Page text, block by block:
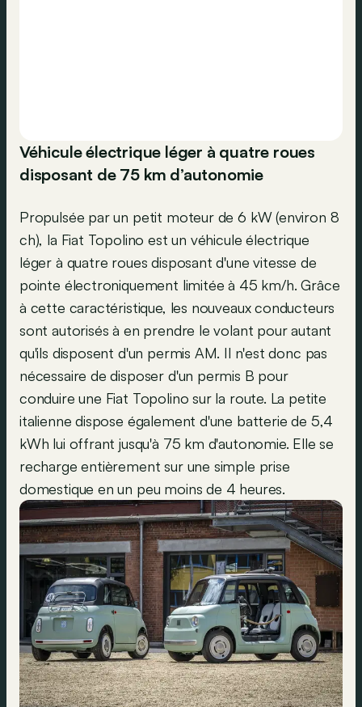
Véhicule électrique léger à quatre roues
disposant de 75 km d’autonomie
Propulsée par un petit moteur de 6 kW (environ 8
ch), la Fiat Topolino est un véhicule électrique
léger à quatre roues disposant d'une vitesse de
pointe électroniquement limitée à 45 km/h. Grâce
à cette caractéristique, les nouveaux conducteurs
sont autorisés à en prendre le volant pour autant
qu'ils disposent d'un permis AM. Il n'est donc pas
nécessaire de disposer d'un permis B pour
conduire une Fiat Topolino sur la route. La petite
italienne dispose également d'une batterie de 5,4
kWh lui offrant jusqu'à 75 km d'autonomie. Elle se
recharge entièrement sur une simple prise
domestique en un peu moins de 4 heures.